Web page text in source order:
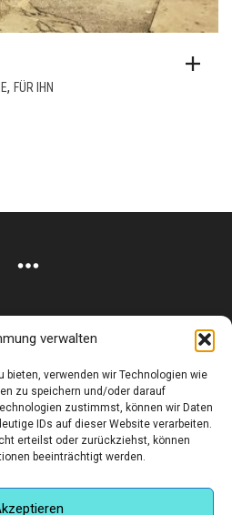
verwalten
bieten, verwenden wir Technologien wie
zu speichern und/oder darauf
zustimmst, können wir Daten
IDs auf dieser Website verarbeiten.
erteilst oder zurückziehst, können
beeinträchtigt werden.
, FÜR IHN
Germany
–19.30 UHR · SA. 11.00 –18.00
AGB
Hilfe & Kontakt
Sie eine Unterkunft in München